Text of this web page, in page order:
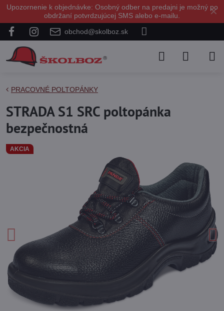
✕
Upozornenie k objednávke: Osobný odber na predajni je možný po
obdržaní potvrdzujúcej SMS alebo e-mailu.
obchod@skolboz.sk
AKCIA
PRACOVNÉ POLTOPÁNKY
STRADA S1 SRC poltopánka
bezpečnostná